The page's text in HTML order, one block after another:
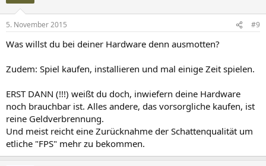
5. November 2015 #9
Was willst du bei deiner Hardware denn ausmotten?
Zudem: Spiel kaufen, installieren und mal einige Zeit spielen.
ERST DANN (!!!) weißt du doch, inwiefern deine Hardware
noch brauchbar ist. Alles andere, das vorsorgliche kaufen, ist
reine Geldverbrennung.
Und meist reicht eine Zurücknahme der Schattenqualität um
etliche "FPS" mehr zu bekommen.